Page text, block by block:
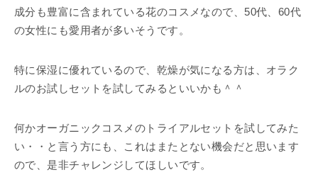
成分も豊富に含まれている花のコスメなので、50代、60代
の女性にも愛用者が多いそうです。
特に保湿に優れているので、乾燥が気になる方は、オラク
ルのお試しセットを試してみるといいかも＾＾
何かオーガニックコスメのトライアルセットを試してみた
い・・と言う方にも、これはまたとない機会だと思います
ので、是非チャレンジしてほしいです。